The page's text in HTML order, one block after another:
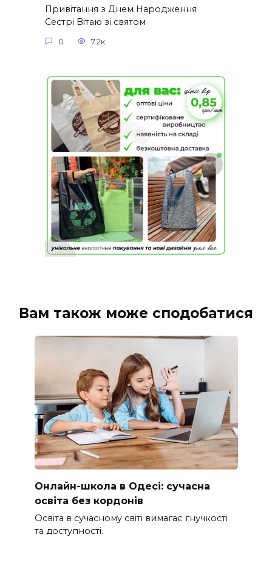
Привітання з Днем Народження
Сестрі Вітаю зі святом
0 7.2к.
Вам також може сподобатися
Онлайн-школа в Одесі: сучасна
освіта без кордонів
Освіта в сучасному світі вимагає гнучкості
та доступності.